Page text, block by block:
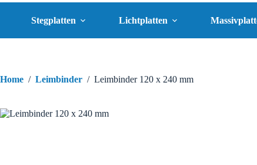
Stegplatten Lichtplatten
Home / Leimbinder / Leimbinder 120 x 240 mm